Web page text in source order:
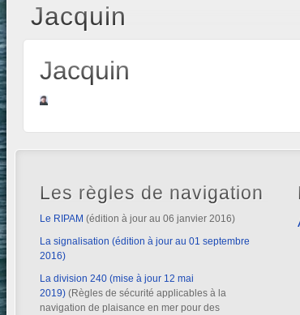
Jacquin
Jacquin
Les règles de navigation
Le RIPAM (édition à jour au 06 janvier 2016)
La signalisation (édition à jour au 01 septembre
2016)
La division 240 (mise à jour 12 mai
2019) (Règles de sécurité applicables à la
navigation de plaisance en mer pour des